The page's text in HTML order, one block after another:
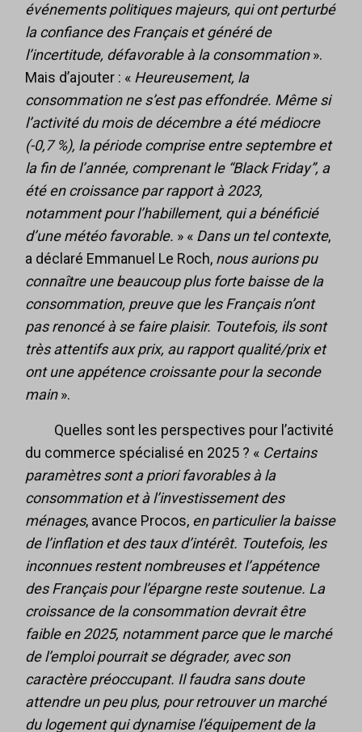
événements politiques majeurs, qui ont perturbé
la confiance des Français et généré de
l’incertitude, défavorable à la consommation».
Mais d’ajouter : « Heureusement, la
consommation ne s’est pas effondrée. Même si
l’activité du mois de décembre a été médiocre
(-0,7 %), la période comprise entre septembre et
la fin de l’année, comprenant le “Black Friday”, a
été en croissance par rapport à 2023,
notamment pour l’habillement, qui a bénéficié
d’une météo favorable. » « Dans un tel contexte,
a déclaré Emmanuel Le Roch, nous aurions pu
connaître une beaucoup plus forte baisse de la
consommation, preuve que les Français n’ont
pas renoncé à se faire plaisir. Toutefois, ils sont
très attentifs aux prix, au rapport qualité/prix et
ont une appétence croissante pour la seconde
main».
Quelles sont les perspectives pour l’activité
du commerce spécialisé en 2025 ? « Certains
paramètres sont a priori favorables à la
consommation et à l’investissement des
ménages, avance Procos, en particulier la baisse
de l’inflation et des taux d’intérêt. Toutefois, les
inconnues restent nombreuses et l’appétence
des Français pour l’épargne reste soutenue. La
croissance de la consommation devrait être
faible en 2025, notamment parce que le marché
de l’emploi pourrait se dégrader, avec son
caractère préoccupant. Il faudra sans doute
attendre un peu plus, pour retrouver un marché
du logement qui dynamise l’équipement de la